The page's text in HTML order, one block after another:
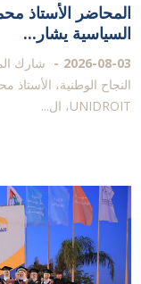
المحاضر الأستاذ
السياسية يشار...
2026-08-03
شارك
النجاح الوطنية،
UNIDROIT، ال...